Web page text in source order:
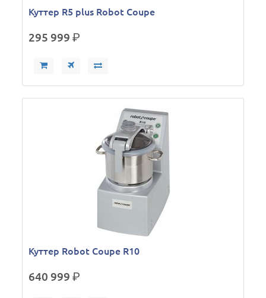
Куттер R5 plus Robot Coupe
295 999р.
Куттер Robot Coupe R10
640 999р.